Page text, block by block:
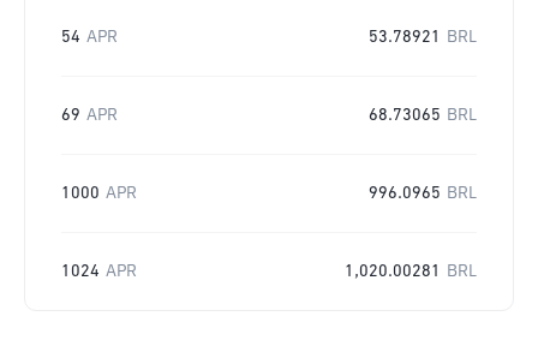
54 APR 53.78921 BRL
69 APR 68.73065 BRL
1000 APR 996.0965 BRL
1024 APR 1,020.00281 BRL